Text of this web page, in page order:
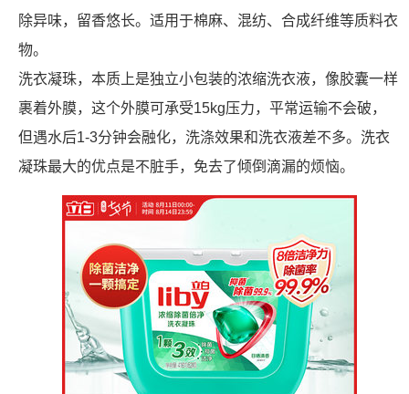
除异味，留香悠长。适用于棉麻、混纺、合成纤维等质料衣
物。
洗衣凝珠，本质上是独立小包装的浓缩洗衣液，像胶囊一样
裹着外膜，这个外膜可承受15kg压力，平常运输不会破，
但遇水后1-3分钟会融化，洗涤效果和洗衣液差不多。洗衣
凝珠最大的优点是不脏手，免去了倾倒滴漏的烦恼。